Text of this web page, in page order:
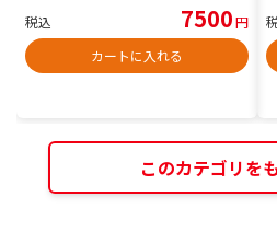
税込 7500円
カートに入れる
このカテゴリを